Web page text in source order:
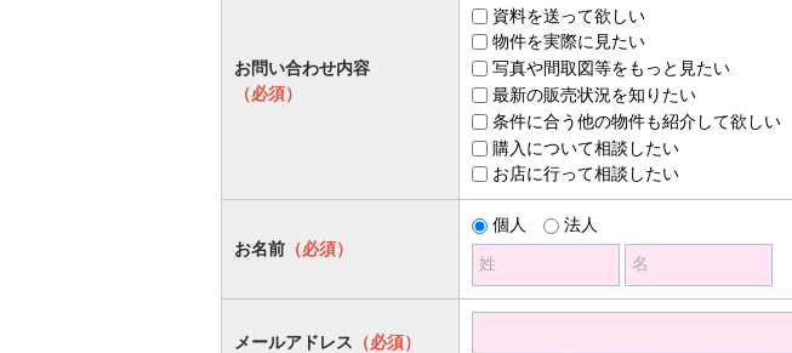
お問い合わせ内容
（必須）
資料を送って欲しい
物件を実際に見たい
写真や間取図等をもっと見たい
最新の販売状況を知りたい
条件に合う他の物件も紹介して欲しい
購入について相談したい
お店に行って相談したい
お名前 （必須）
個人
法人
姓
名
メールアドレス （必須）